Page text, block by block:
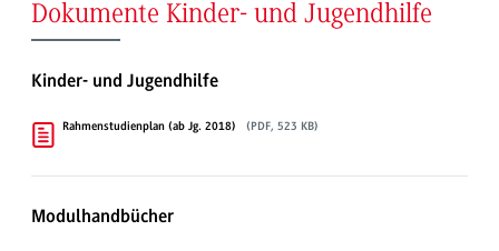
Dokumente Kinder- und Jugendhilfe
Kinder- und Jugendhilfe
Rahmenstudienplan (ab Jg. 2018) (PDF, 523 KB)
Modulhandbücher